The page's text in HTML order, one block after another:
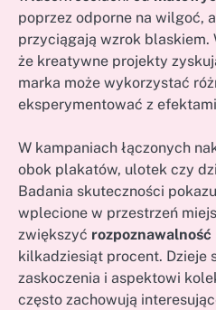
poprzez odporne na wilgoć,
przyciągają wzrok blaskiem.
że kreatywne projekty
marka może wykorzystać
eksperymentować z
W kampaniach łączonych
obok plakatów, ulotek czy
Badania skuteczności
wplecione w przestrzeń
zwiększyć rozpoznawalność
kilkadziesiąt procent. Dzieje
zaskoczenia i aspektowi
często zachowują